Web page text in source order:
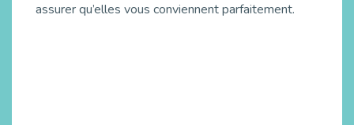
assurer qu’elles vous conviennent parfaitement.